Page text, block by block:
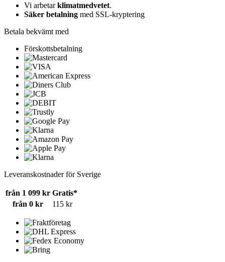
Vi arbetarklimatmedvetet.
Säker betalning med SSL-kryptering
Betala bekvämt med
Förskottsbetalning
Leveranskostnader för Sverige
från 1 099 kr Gratis*
från 0 kr
115 kr